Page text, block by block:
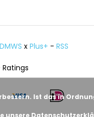
DMWS xPlus+ -RSS
Ratings
Ist das in
unsere